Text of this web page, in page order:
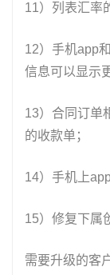
11）列表汇率
12）手机app
信息可以显示
13）合同订单
的收款单；
14）手机上
15）修复下属
需要升级的客